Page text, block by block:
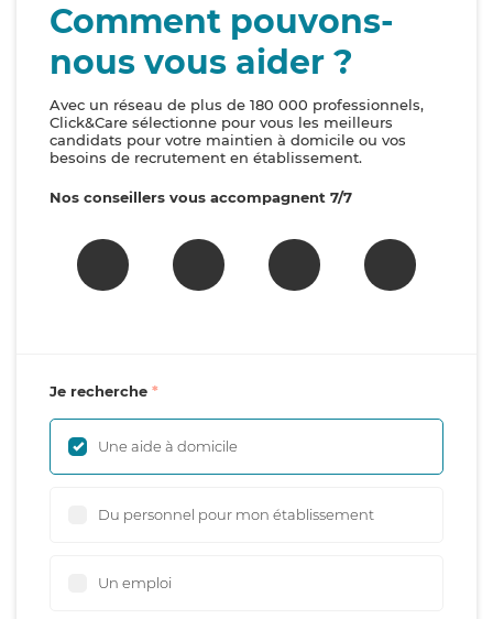
Comment pouvons-
nous vous aider ?
Avec un réseau de plus de 180 000 professionnels,
Click&Care sélectionne pour vous les meilleurs
candidats pour votre maintien à domicile ou vos
besoins de recrutement en établissement.
Nos conseillers vous accompagnent 7/7
Je recherche
Une aide à domicile
Du personnel pour mon établissement
Un emploi